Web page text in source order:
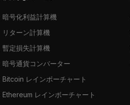
暗号化利益計算機
リターン計算機
暫定損失計算機
暗号通貨コンバーター
Bitcoin レインボーチャート
Ethereum レインボーチャート